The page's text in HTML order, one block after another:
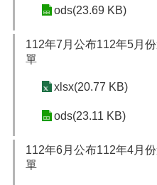
ods(23.69 KB)
112年7月公布112年5月
單
xlsx(20.77 KB)
ods(23.11 KB)
112年6月公布112年4月
單